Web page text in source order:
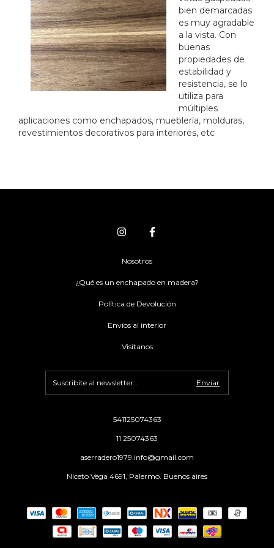
bien demarcadas
es muy agradable
a la vista. Con
buenas
propiedades de
estabilidad y
resistencia, se lo
utiliza para
múltiples
aplicaciones como enchapados, mueblería, molduras,
revestimientos decorativos para interiores, etc
Nosotros
¿Qué es un enchapado en madera?
Política de Devolución
Envíos al interior
Visitanos
541125074363
11 25074363
aserradero1979.info@gmail.com
Niceto Vega 4691, Palermo. Buenos aires